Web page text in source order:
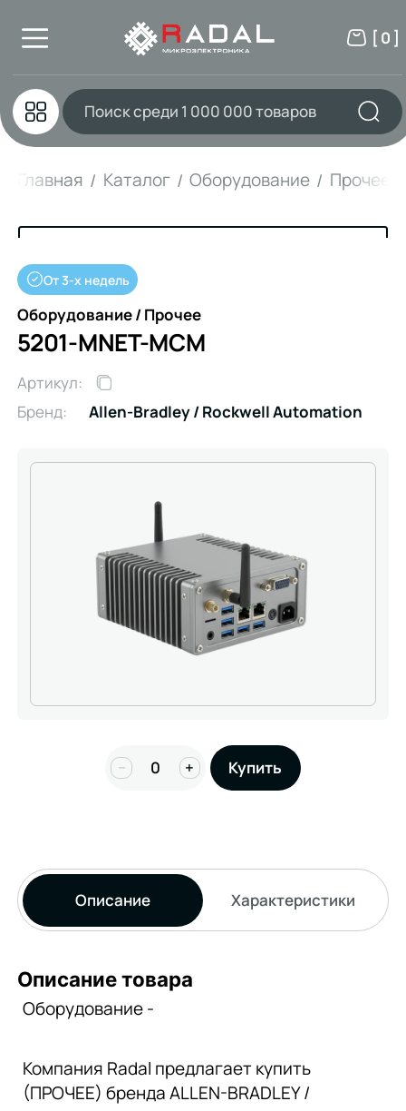
[ 0 ]
Главная Каталог Оборудование Прочее
От 3-х недель
Оборудование / Прочее
5201-MNET-MCM
Артикул:
Бренд:
Allen-Bradley / Rockwell Automation
− + Купить
Описание Характеристики
Описание товара
Оборудование -
Компания Radal предлагает купить
(ПРОЧЕЕ) бренда ALLEN-BRADLEY /